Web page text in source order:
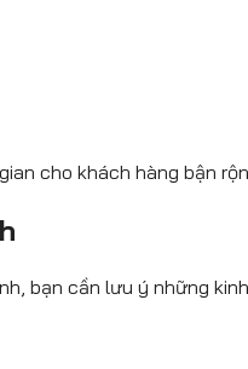
cho khách hàng bận
bạn cần lưu ý những